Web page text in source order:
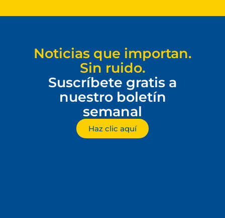
Noticias que importan.
Sin ruido.
Suscríbete gratis a
nuestro boletín
semanal
Haz clic aquí